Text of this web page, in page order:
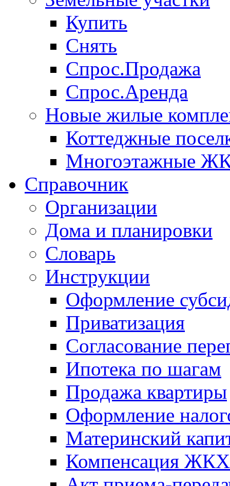
Купить
Снять
Спрос.Продажа
Спрос.Аренда
Новые жилые
Коттеджные
Многоэтажные
Справочник
Организации
Дома и планировки
Словарь
Инструкции
Оформление
Приватизация
Согласование
Ипотека по шагам
Продажа квартиры
Оформление
Материнский
Компенсация ЖКХ